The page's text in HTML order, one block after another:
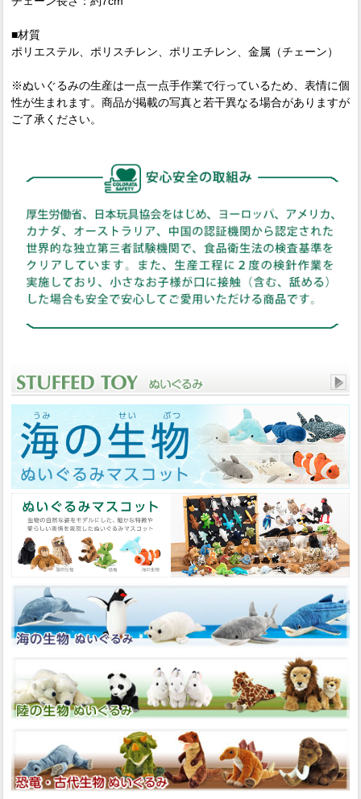
■材質
ポリエステル、ポリスチレン、ポリエチレン、金属（チェーン）
※ぬいぐるみの生産は一点一点手作業で行っているため、表情に個
性が生まれます。商品が掲載の写真と若干異なる場合がありますが
ご了承ください。